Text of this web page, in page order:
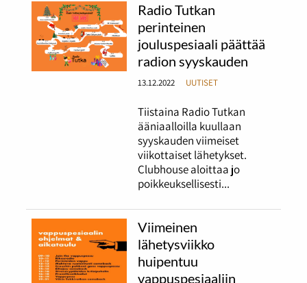
Radio Tutkan
perinteinen
jouluspesiaali päättää
radion syyskauden
13.12.2022 UUTISET
Tiistaina Radio Tutkan
ääniaalloilla kuullaan
syyskauden viimeiset
viikottaiset lähetykset.
Clubhouse aloittaa jo
poikkeuksellisesti...
Viimeinen
lähetysviikko
huipentuu
vappuspesiaaliin